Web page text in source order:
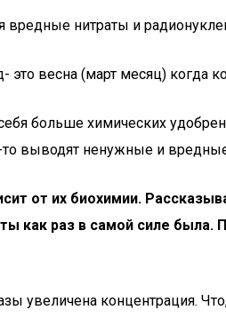
вредные нитраты и
это весна (март месяц) когда
больше химических
выводят ненужные и
от их биохимии.
как раз в самой силе
увеличена концентрация.